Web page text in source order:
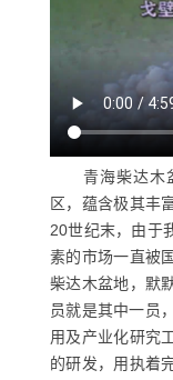
青海柴达木盆
区，蕴含极其丰
20世纪末，由于
素的市场一直被
柴达木盆地，默
员就是其中一员
用及产业化研究
的研发，用执着